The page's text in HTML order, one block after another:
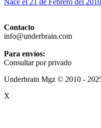
Nace el 21 de Febrero del
Contacto
info@underbrain.com
Para envíos:
Consultar por privado
Underbrain Mgz © 2010 -
X